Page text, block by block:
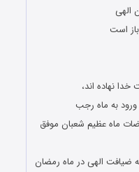
الهی
است
نهاده اند،
به ماه رجب
ماه عظیم شعبان موفق
ضیافت الهی در ماه رمضان